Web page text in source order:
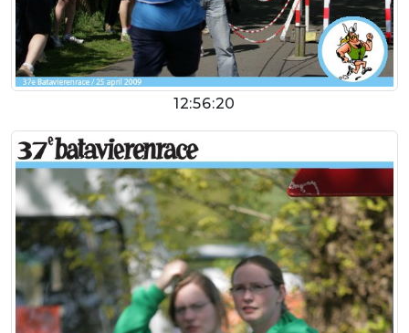
12:56:20